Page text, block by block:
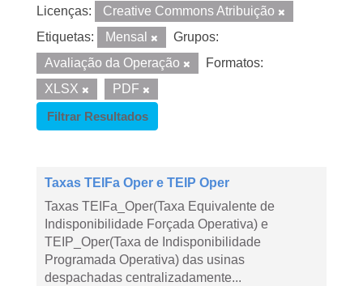
Licenças:
Creative Commons Atribuição
Etiquetas:
Mensal
Grupos:
Avaliação da Operação
Formatos:
XLSX
PDF
Filtrar Resultados
Taxas TEIFa Oper e TEIP Oper
Taxas TEIFa_Oper(Taxa Equivalente de
Indisponibilidade Forçada Operativa) e
TEIP_Oper(Taxa de Indisponibilidade
Programada Operativa) das usinas
despachadas centralizadamente...